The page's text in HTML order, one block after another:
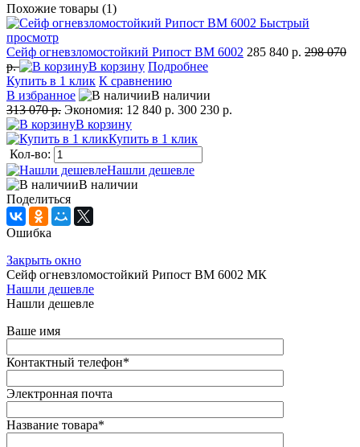
Похожие товары (1)
Быстрый
просмотр
Сейф огневзломостойкий Рипост BM 6002 285 840 р. 298 070
р.
В корзину Подробнее
Купить в 1 клик К сравнению
В избранное
В наличии
313 070 р. Экономия: 12 840 р. 300 230 р.
В корзину
Купить в 1 клик
Кол-во:
Нашли дешевле
В наличии
Поделиться
Ошибка
Закрыть окно
Сейф огневзломостойкий Рипост BM 6002 МК
Нашли дешевле
Нашли дешевле
Ваше имя
Контактный телефон*
Электронная почта
Название товара*